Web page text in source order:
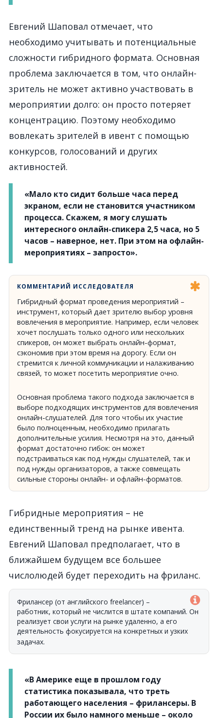
Евгений Шаповал отмечает, что
необходимо учитывать и потенциальные
сложности гибридного формата. Основная
проблема заключается в том, что онлайн-
зритель не может активно участвовать в
мероприятии долго: он просто потеряет
концентрацию. Поэтому необходимо
вовлекать зрителей в ивент с помощью
конкурсов, голосований и других
активностей.
«Мало кто сидит больше часа перед
экраном, если не становится участником
процесса. Скажем, я могу слушать
интересного онлайн-спикера 2,5 часа, но 5
часов – наверное, нет. При этом на офлайн-
мероприятиях – запросто».
КОММЕНТАРИЙ ИССЛЕДОВАТЕЛЯ
Гибридный формат проведения мероприятий –
инструмент, который дает зрителю выбор уровня
вовлечения в мероприятие. Например, если человек
хочет послушать только одного или нескольких
спикеров, он может выбрать онлайн-формат,
сэкономив при этом время на дорогу. Если он
стремится к личной коммуникации и налаживанию
связей, то может посетить мероприятие очно.
Основная проблема такого подхода заключается в
выборе подходящих инструментов для вовлечения
онлайн-слушателей. Для того чтобы их участие
было полноценным, необходимо прилагать
дополнительные усилия. Несмотря на это, данный
формат достаточно гибок: он может
подстраиваться как под нужды слушателей, так и
под нужды организаторов, а также совмещать
сильные стороны онлайн- и офлайн-форматов.
Гибридные мероприятия – не
единственный тренд на рынке ивента.
Евгений Шаповал предполагает, что в
ближайшем будущем все большее
числолюдей будет переходить на фриланс.
Фрилансер (от английского freelancer) –
работник, который не числится в штате компаний. Он
реализует свои услуги на рынке удаленно, а его
деятельность фокусируется на конкретных и узких
задачах.
«В Америке еще в прошлом году
статистика показывала, что треть
работающего населения – фрилансеры. В
России их было намного меньше – около